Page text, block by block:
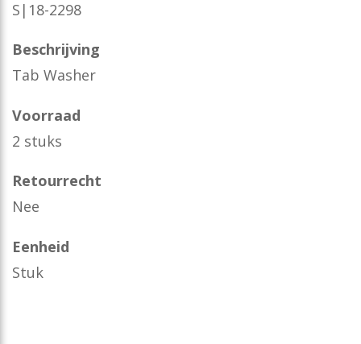
S|18-2298
Beschrijving
Tab Washer
Voorraad
2 stuks
Retourrecht
Nee
Eenheid
Stuk